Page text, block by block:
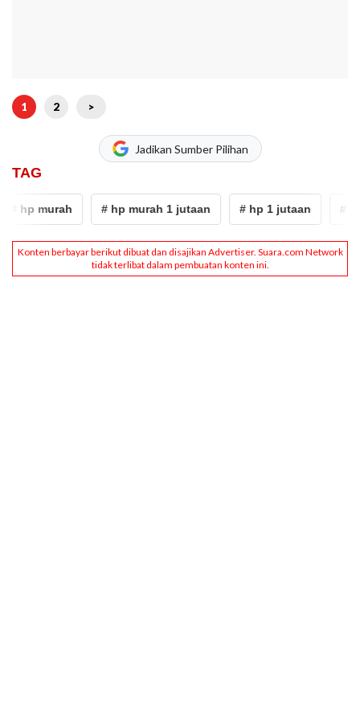
1 2 >
Jadikan Sumber Pilihan
TAG
hp murah # hp murah 1 jutaan # hp 1 jutaan #